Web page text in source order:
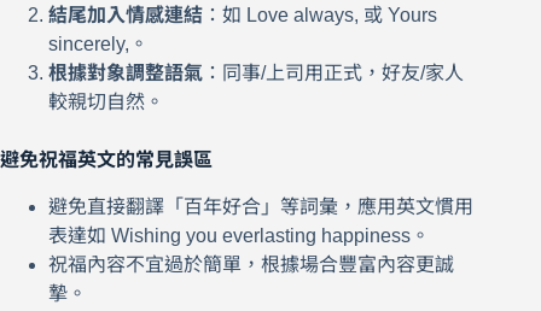
結尾加入情感連結 ：如 Love always, 或 Yours
sincerely,。
根據對象調整語氣 ：同事/上司用正式，好友/家人
較親切自然。
避免祝福英文的常見誤區
避免直接翻譯「百年好合」等詞彙，應用英文慣用
表達如 Wishing you everlasting happiness。
祝福內容不宜過於簡單，根據場合豐富內容更誠
摯。